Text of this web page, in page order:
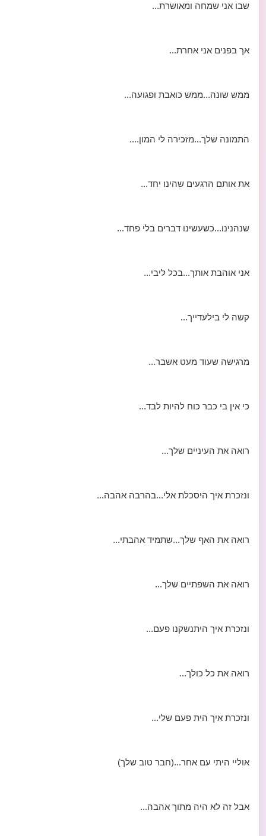
שבו אני שמחה ומאושרת...
אך בפנים אני אחרת...
ממש שונה...ממש כואבת ופגועה...
התמונה שלך...מזכירה לי המון....
את אותם הרגעים שהינו יחד...
שנהנינו...כשעשינו דברים בלי פחד...
אני אוהבת אותך...בכל ליבי...
קשה לי בילעדייך...
מרגישה שעוד מעט אשבר...
כי אין בי כבר כוח להיות לבד...
רואה את העיניים שלך...
ונזכרת איך היסכלת אלי...בהרבה אהבה...
רואה את האף שלך...שתמיד אהבתי...
רואה את השפתיים שלך...
ונזכרת איך היתנשקנו פעם...
רואה את כל כולך...
ונזכרת איך הית פעם שלי...
אוליי היתי עם אחר...(חבר טוב שלך)
אבל זה לא היה מתוך אהבה...